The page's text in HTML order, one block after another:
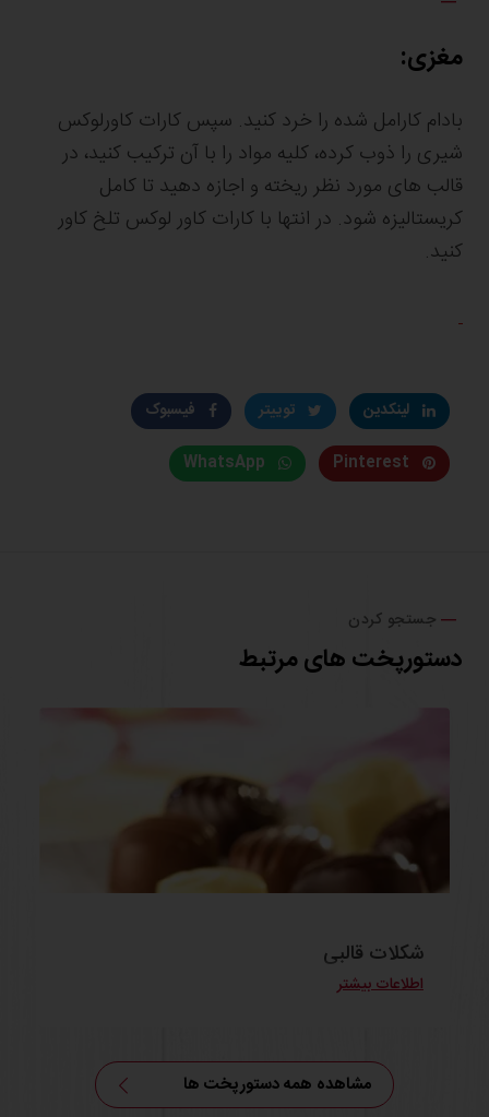
مغزی:
بادام کارامل شده را خرد کنید. سپس کارات کاورلوکس
شیری را ذوب کرده، کلیه مواد را با آن ترکیب کنید، در
قالب های مورد نظر ریخته و اجازه دهید تا کامل
کریستالیزه شود. در انتها با کارات کاور لوکس تلخ کاور
کنید.
لینکدین توییتر
فیسبوک
Pinterest
WhatsApp
جستجو کردن
دستورپخت های مرتبط
شکلات قالبی
اطلاعات بیشتر
مشاهده همه دستورپخت ها